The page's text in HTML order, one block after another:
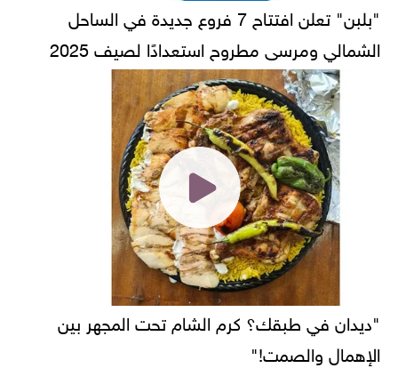
"بلبن" تعلن افتتاح 7 فروع جديدة في الساحل
الشمالي ومرسى مطروح استعدادًا لصيف 2025
"ديدان في طبقك؟ كرم الشام تحت المجهر بين
الإهمال والصمت!"